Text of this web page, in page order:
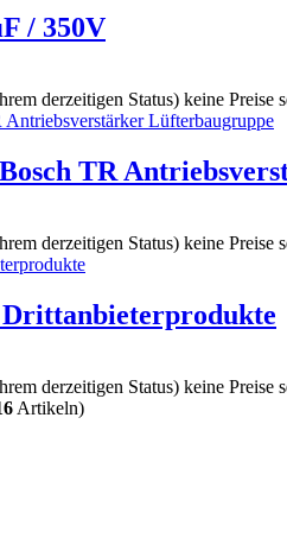
/ 350V
derzeitigen Status) keine Preise
TR
derzeitigen Status) keine Preise
derzeitigen Status) keine Preise
Artikeln)